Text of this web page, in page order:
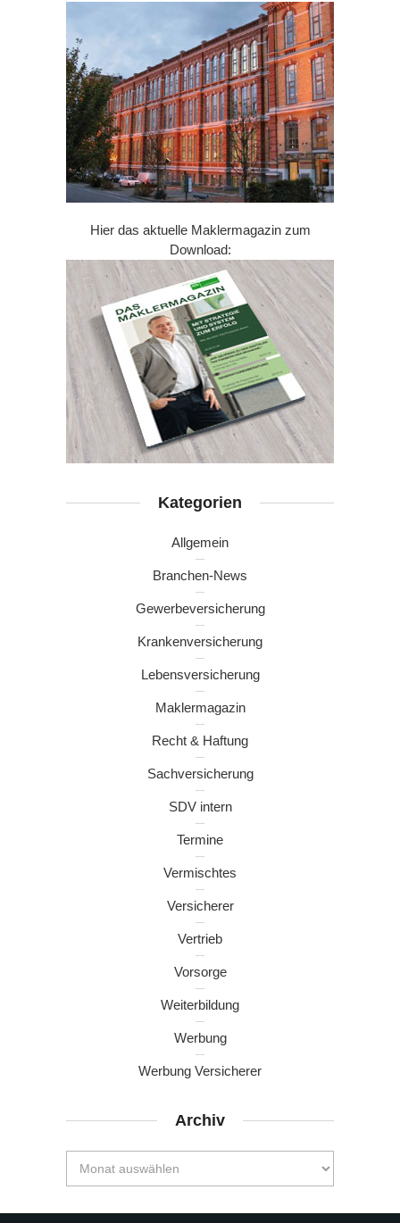
Hier das aktuelle Maklermagazin zum
Download:
Kategorien
Allgemein
Branchen-News
Gewerbeversicherung
Krankenversicherung
Lebensversicherung
Maklermagazin
Recht & Haftung
Sachversicherung
SDV intern
Termine
Vermischtes
Versicherer
Vertrieb
Vorsorge
Weiterbildung
Werbung
Werbung Versicherer
Archiv